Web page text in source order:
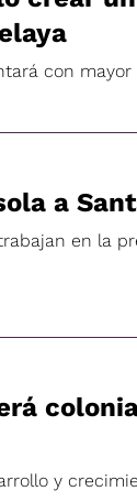
con mayor
a
en la
y